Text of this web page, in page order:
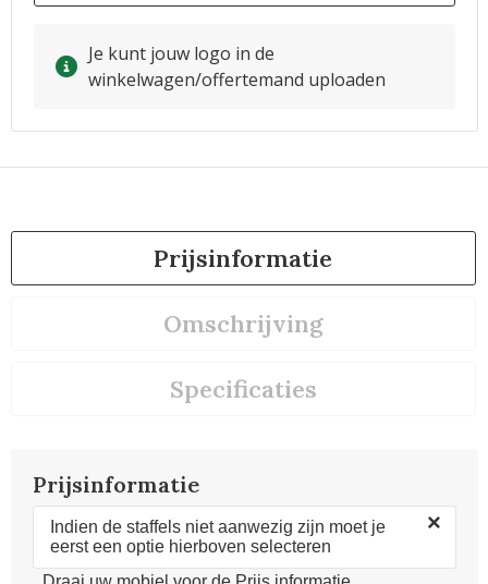
Je kunt jouw logo in de
winkelwagen/offertemand uploaden
Prijsinformatie
Omschrijving
Specificaties
Prijsinformatie
Indien de staffels niet aanwezig zijn moet je
eerst een optie hierboven selecteren
×